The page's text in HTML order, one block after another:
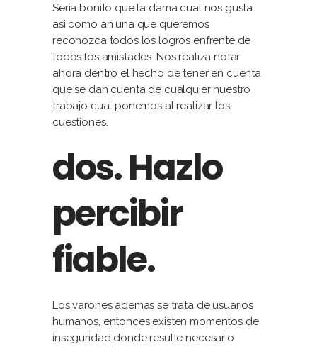
Seria bonito que la dama cual nos gusta
asi como an una que queremos
reconozca todos los logros enfrente de
todos los amistades. Nos realiza notar
ahora dentro el hecho de tener en cuenta
que se dan cuenta de cualquier nuestro
trabajo cual ponemos al realizar los
cuestiones.
dos. Hazlo
percibir
fiable.
Los varones ademas se trata de usuarios
humanos, entonces existen momentos de
inseguridad donde resulte necesario